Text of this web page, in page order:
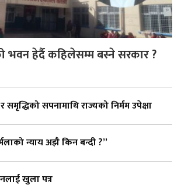
भवन हेर्दै कहिलेसम्म बस्ने सरकार ?
समृद्धिको सपनामाथि राज्यको निर्मम उपेक्षा
न्याय अझै किन बन्दी ?”
खुला पत्र